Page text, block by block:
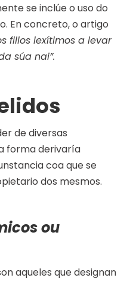
se inclúe o uso do
En concreto, o artigo
fillos lexítimos a levar
súa nai”.
de diversas
forma derivaría
coa que se
dos mesmos.
ou
aqueles que designan